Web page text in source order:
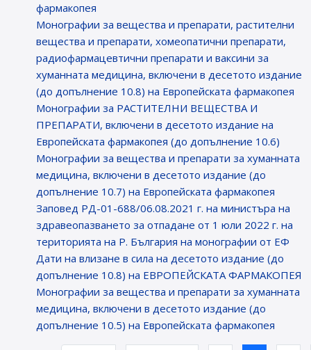
фармакопея
Монографии за вещества и препарати, растителни
вещества и препарати, хомеопатични препарати,
радиофармацевтични препарати и ваксини за
хуманната медицина, включени в десетото издание
(до допълнение 10.8) на Европейската фармакопея
Монографии за РАСТИТЕЛНИ ВЕЩЕСТВА И
ПРЕПАРАТИ, включени в десетото издание на
Европейската фармакопея (до допълнение 10.6)
Монографии за вещества и препарати за хуманната
медицина, включени в десетото издание (до
допълнение 10.7) на Европейската фармакопея
Заповед РД-01-688/06.08.2021 г. на министъра на
здравеопазването за отпадане от 1 юли 2022 г. на
територията на Р. България на монографии от ЕФ
Дати на влизане в сила на десетото издание (до
допълнение 10.8) на ЕВРОПЕЙСКАТА ФАРМАКОПЕЯ
Монографии за вещества и препарати за хуманната
медицина, включени в десетото издание (до
допълнение 10.5) на Европейската фармакопея